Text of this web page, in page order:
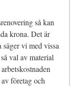
så kan
krona. Det är
vi med vissa
val av material
företag och